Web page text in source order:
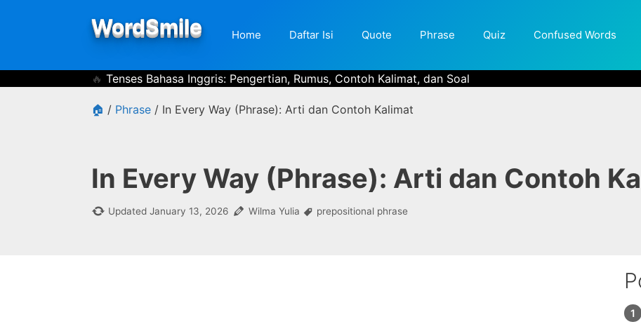
WordSmile Home Daftar Isi Quote Phrase Quiz Confused Words
Tenses Bahasa Inggris: Pengertian, Rumus, Contoh Kalimat, dan Soal
🏠 / Phrase / In Every Way (Phrase): Arti dan Contoh Kalimat
In Every Way (Phrase): Arti dan Contoh
Updated January 13, 2026 Wilma Yulia Tags
prepositional phrase